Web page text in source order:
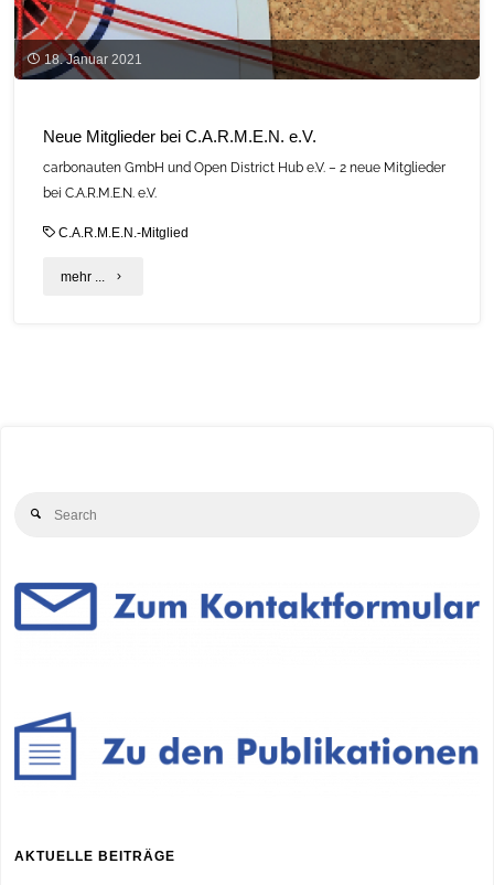
18. Januar 2021
Neue Mitglieder bei C.A.R.M.E.N. e.V.
carbonauten GmbH und Open District Hub e.V. – 2 neue Mitglieder
bei C.A.R.M.E.N. e.V.
C.A.R.M.E.N.-Mitglied
mehr ... "Neue
Search
AKTUELLE BEITRÄGE